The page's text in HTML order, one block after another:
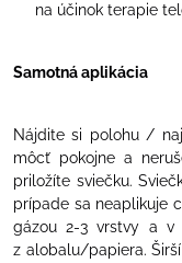
na účinok terapie
Samotná aplikácia
Nájdite si polohu /
môcť pokojne a
priložíte sviečku.
prípade sa neaplikuje
gázou 2-3 vrstvy a v
z alobalu/papiera.